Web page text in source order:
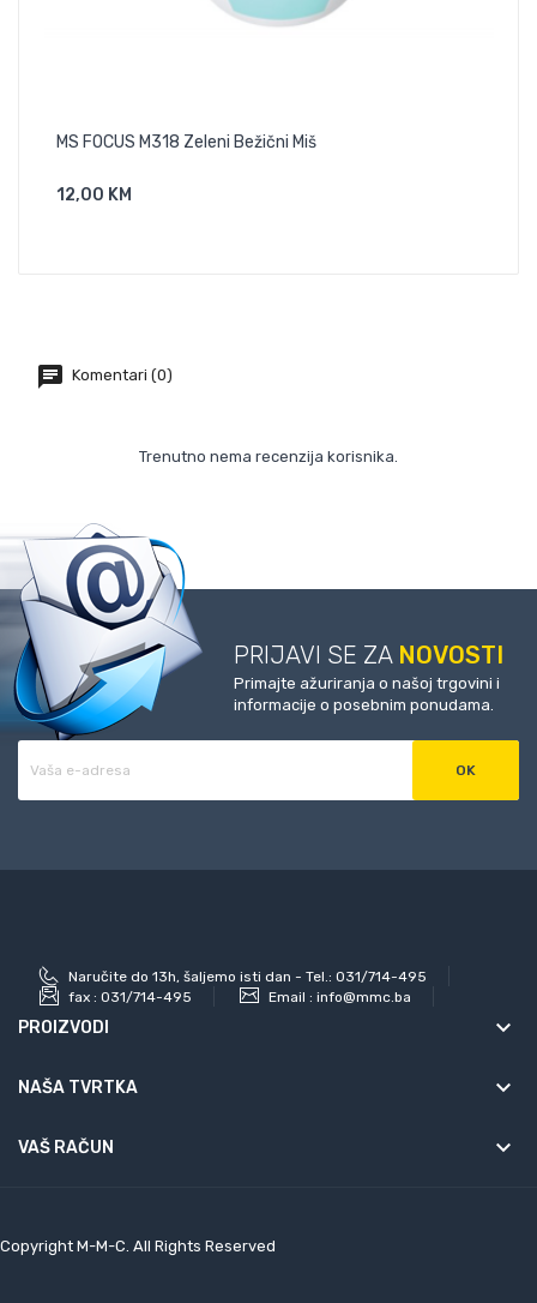
MS FOCUS M318 Zeleni Bežični Miš
12,00 KMDodaj U Košaricu
Komentari (0)
Trenutno nema recenzija korisnika.
PRIJAVI SE ZA NOVOSTI
Primajte ažuriranja o našoj trgovini i
informacije o posebnim ponudama.
Naručite do 13h, šaljemo isti dan - Tel.: 031/714-495
fax : 031/714-495 Email : info@mmc.ba
PROIZVODI keyboard_arrow_down
NAŠA TVRTKA keyboard_arrow_down
VAŠ RAČUN 
Copyright M-M-C. All Rights Reserved